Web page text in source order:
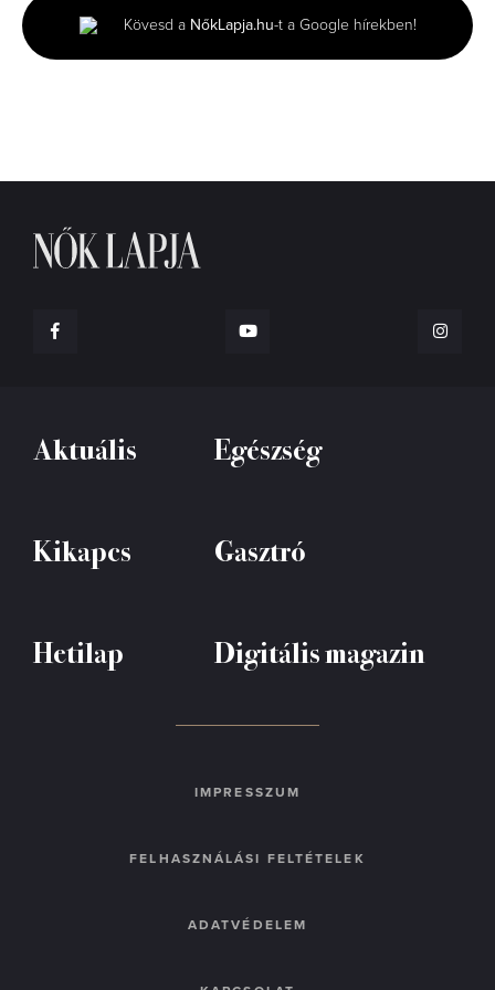
minutes,
6
seconds
Kövesd a NőkLapja.hu-t a Google hírekben!
Aktuális Egészség
Kikapcs Gasztró
Hetilap Digitális magazin
IMPRESSZUM
FELHASZNÁLÁSI FELTÉTELEK
ADATVÉDELEM